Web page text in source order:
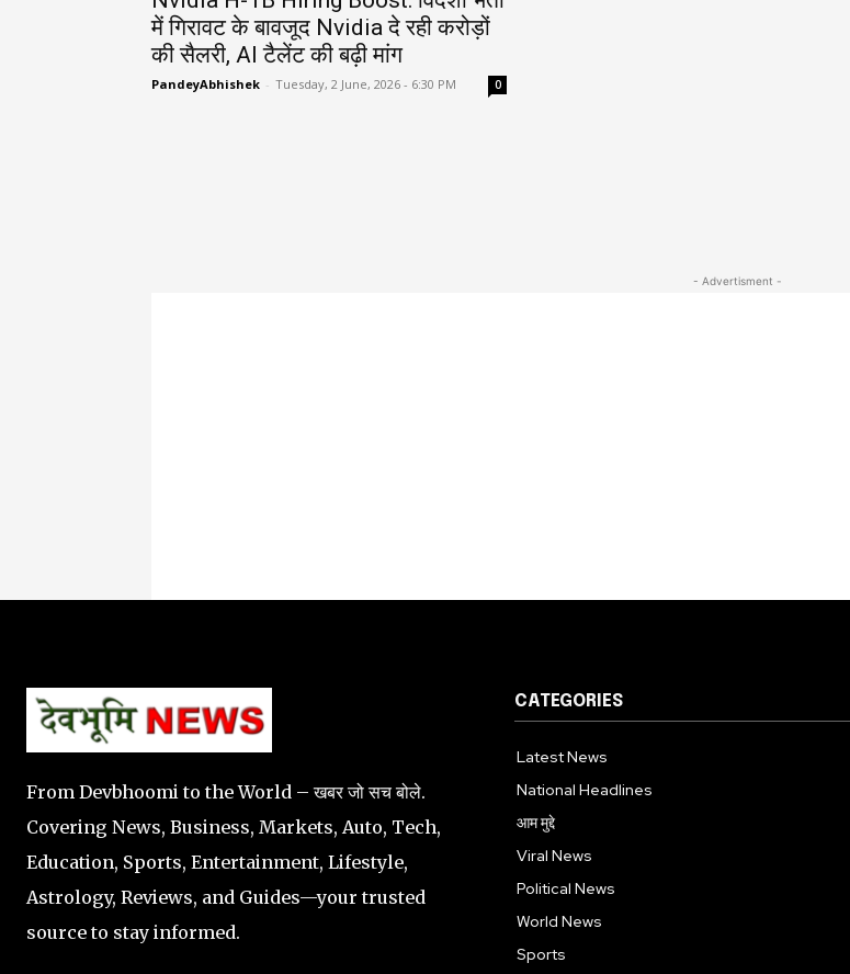
में गिरावट के बावजूद Nvidia दे रही करोड़ों
की सैलरी, AI टैलेंट की बढ़ी मांग
PandeyAbhishek - Tuesday, 2 June, 2026 - 6:30 PM 0
- Advertisment -
From Devbhoomi to the World – खबर जो सच बोले.
Covering News, Business, Markets, Auto, Tech,
Education, Sports, Entertainment, Lifestyle,
Astrology, Reviews, and Guides—your trusted
source to stay informed.
CATEGORIES
Latest News
National Headlines
आम मुद्दे
Viral News
Political News
World News
Sports